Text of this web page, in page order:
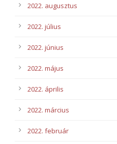
2022. augusztus
2022. július
2022. június
2022. május
2022. április
2022. március
2022. február